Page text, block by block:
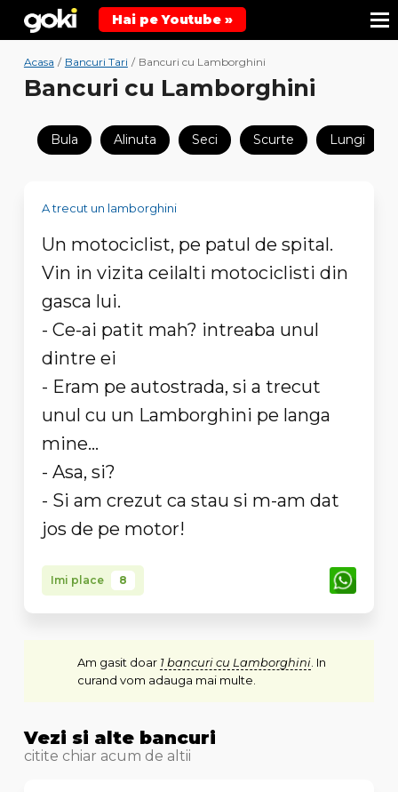
Hai pe Youtube »
Acasa / Bancuri Tari / Bancuri cu Lamborghini
Bancuri cu Lamborghini
Bula Alinuta Seci Scurte Lungi
A trecut un lamborghini
Un motociclist, pe patul de spital.
Vin in vizita ceilalti motociclisti din
gasca lui.
- Ce-ai patit mah? intreaba unul
dintre ei
- Eram pe autostrada, si a trecut
unul cu un Lamborghini pe langa
mine...
- Asa, si?
- Si am crezut ca stau si m-am dat
jos de pe motor!
Imi place 8
Am gasit doar 1 bancuri cu Lamborghini. In
curand vom adauga mai multe.
Vezi si alte bancuri
citite chiar acum de altii